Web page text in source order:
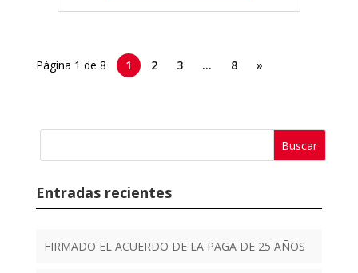
Página 1 de 8 1 2 3 … 8 »
Entradas recientes
FIRMADO EL ACUERDO DE LA PAGA DE 25 AÑOS